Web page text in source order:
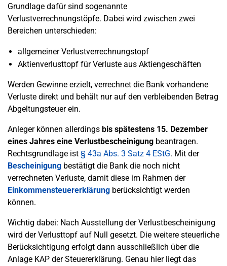
Grundlage dafür sind sogenannte
Verlustverrechnungstöpfe. Dabei wird zwischen zwei
Bereichen unterschieden:
allgemeiner Verlustverrechnungstopf
Aktienverlusttopf für Verluste aus Aktiengeschäften
Werden Gewinne erzielt, verrechnet die Bank vorhandene
Verluste direkt und behält nur auf den verbleibenden Betrag
Abgeltungsteuer ein.
Anleger können allerdings bis spätestens 15. Dezember
eines Jahres eine Verlustbescheinigung beantragen.
Rechtsgrundlage ist § 43a Abs. 3 Satz 4 EStG. Mit der
Bescheinigung bestätigt die Bank die noch nicht
verrechneten Verluste, damit diese im Rahmen der
Einkommensteuererklärung berücksichtigt werden
können.
Wichtig dabei: Nach Ausstellung der Verlustbescheinigung
wird der Verlusttopf auf Null gesetzt. Die weitere steuerliche
Berücksichtigung erfolgt dann ausschließlich über die
Anlage KAP der Steuererklärung. Genau hier liegt das